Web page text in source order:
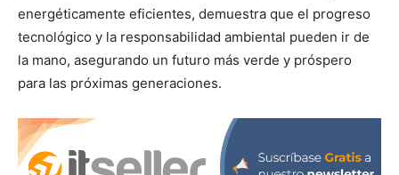
energéticamente eficientes, demuestra que el progreso
tecnológico y la responsabilidad ambiental pueden ir de
la mano, asegurando un futuro más verde y próspero
para las próximas generaciones.